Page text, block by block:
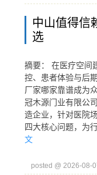
中山值得信
选
摘要： 在医疗空间
控、患者体验与后
厂家哪家靠谱成为
冠木源门业有限公
造企业，针对医院
四大核心问题，为
文
posted @ 2026-08-